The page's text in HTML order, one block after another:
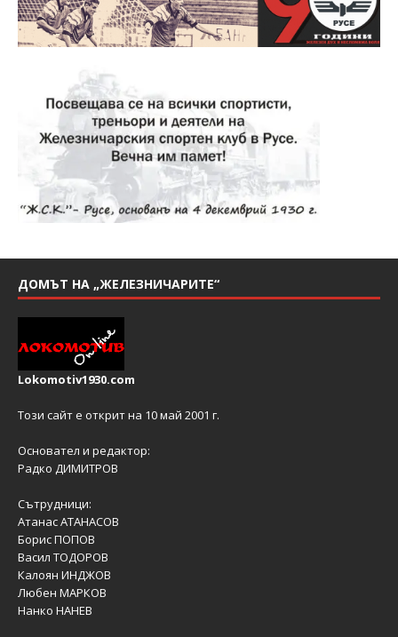
ДОМЪТ НА „ЖЕЛЕЗНИЧАРИТЕ“
Lokomotiv1930.com
Този сайт е открит на 10 май 2001 г.
Основател и редактор:
Радко ДИМИТРОВ
Сътрудници:
Атанас АТАНАСОВ
Борис ПОПОВ
Васил ТОДОРОВ
Калоян ИНДЖОВ
Любен МАРКОВ
Нанко НАНЕВ